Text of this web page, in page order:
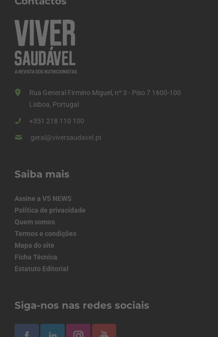
Rua General Firmino Miguel, nº 3 - Piso 7 1600-100
Lisboa, Portugal
+351 218 110 100
geral@viversaudavel.pt
Saiba mais
Assine a VS NEWS
Política de privacidade
Quem somos
Termos e condições
Mapa do site
Ficha Técnica
Estatuto Editorial
Siga-nos nas redes sociais